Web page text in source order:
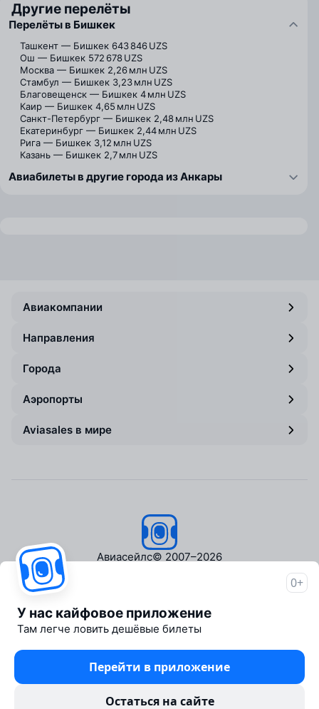
Другие перелёты
Перелёты в Бишкек
Ташкент — Бишкек 643 846 UZS
Ош — Бишкек 572 678 UZS
Москва — Бишкек 2,26 млн UZS
Стамбул — Бишкек 3,23 млн UZS
Благовещенск — Бишкек 4 млн UZS
Каир — Бишкек 4,65 млн UZS
Санкт-Петербург — Бишкек 2,48 млн UZS
Екатеринбург — Бишкек 2,44 млн UZS
Рига — Бишкек 3,12 млн UZS
Казань — Бишкек 2,7 млн UZS
Авиабилеты в другие города из Анкары
Авиакомпании
Направления
Города
Аэропорты
Aviasales в мире
Авиасейлс© 2007–2026
Пресс‑центр
Travelpayouts
Партнёрская программа
Медиа Yo'lovchi
Трэвел‑медиа Aviasales.uz
0+
У нас кайфовое приложение
Там легче ловить дешёвые билеты
Перейти в приложение
Остаться на сайте